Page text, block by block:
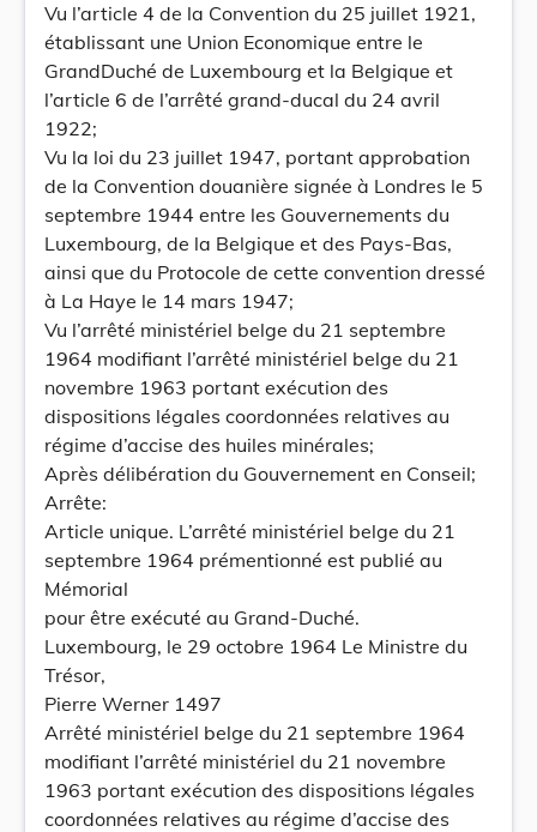
Vu l’article 4 de la Convention du 25 juillet 1921,
établissant une Union Economique entre le
GrandDuché de Luxembourg et la Belgique et
l’article 6 de l’arrêté grand-ducal du 24 avril
1922;
Vu la loi du 23 juillet 1947, portant approbation
de la Convention douanière signée à Londres le 5
septembre 1944 entre les Gouvernements du
Luxembourg, de la Belgique et des Pays-Bas,
ainsi que du Protocole de cette convention dressé
à La Haye le 14 mars 1947;
Vu l’arrêté ministériel belge du 21 septembre
1964 modifiant l’arrêté ministériel belge du 21
novembre 1963 portant exécution des
dispositions légales coordonnées relatives au
régime d’accise des huiles minérales;
Après délibération du Gouvernement en Conseil;
Arrête:
Article unique. L’arrêté ministériel belge du 21
septembre 1964 prémentionné est publié au
Mémorial
pour être exécuté au Grand-Duché.
Luxembourg, le 29 octobre 1964 Le Ministre du
Trésor,
Pierre Werner 1497
Arrêté ministériel belge du 21 septembre 1964
modifiant l’arrêté ministériel du 21 novembre
1963 portant exécution des dispositions légales
coordonnées relatives au régime d’accise des